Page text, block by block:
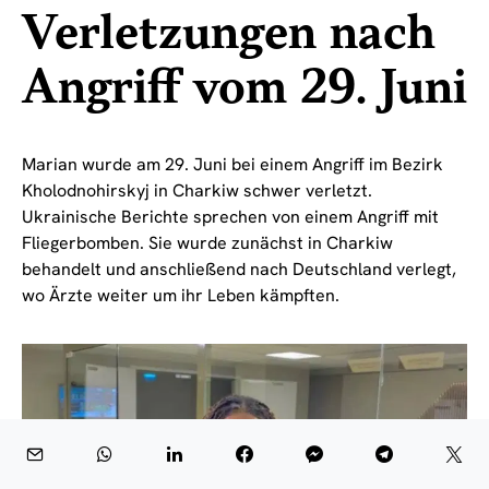
Verletzungen nach
Angriff vom 29. Juni
Marian wurde am 29. Juni bei einem Angriff im Bezirk
Kholodnohirskyj in Charkiw schwer verletzt.
Ukrainische Berichte sprechen von einem Angriff mit
Fliegerbomben. Sie wurde zunächst in Charkiw
behandelt und anschließend nach Deutschland verlegt,
wo Ärzte weiter um ihr Leben kämpften.